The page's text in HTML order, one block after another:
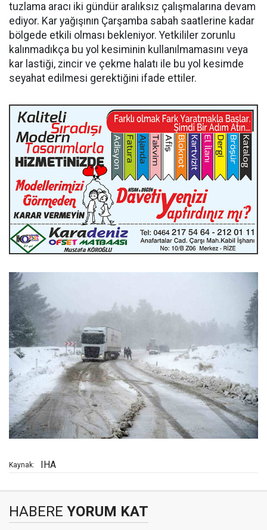
tuzlama aracı iki gündür aralıksız çalışmalarına devam
ediyor. Kar yağışının Çarşamba sabah saatlerine kadar
bölgede etkili olması bekleniyor. Yetkililer zorunlu
kalınmadıkça bu yol kesiminin kullanılmamasını veya
kar lastiği, zincir ve çekme halatı ile bu yol kesimde
seyahat edilmesi gerektiğini ifade ettiler.
Kaynak: IHA
HABERE YORUM KAT